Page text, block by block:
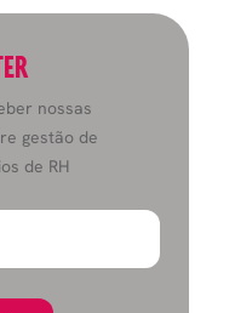
nossas
gestão de
de RH